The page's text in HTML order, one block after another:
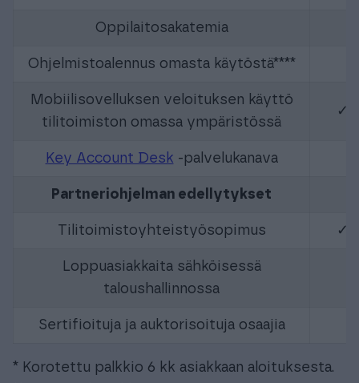
Oppilaitosakatemia
Ohjelmistoalennus omasta käytöstä****
Mobiilisovelluksen veloituksen käyttö
tilitoimiston omassa ympäristössä
✓
Key Account Desk -palvelukanava
Partneriohjelman edellytykset
Tilitoimistoyhteistyösopimus ✓
Loppuasiakkaita sähköisessä
taloushallinnossa
Sertifioituja ja auktorisoituja osaajia
* Korotettu palkkio 6 kk asiakkaan aloituksesta.